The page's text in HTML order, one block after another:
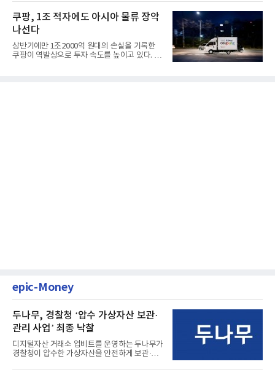
쿠팡, 1조 적자에도 아시아 물류 장악
나선다
상반기에만 1조2000억 원대의 손실을 기록한
쿠팡이 역발상으로 투자 속도를 높이고 있다. 이
epic-Money
두나무, 경찰청 ‘압수 가상자산 보관·
관리 사업’ 최종 낙찰
디지털자산 거래소 업비트를 운영하는 두나무가
경찰청이 압수한 가상자산을 안전하게 보관·관